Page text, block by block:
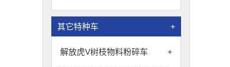
其它特种车 +
解放虎V树枝物料粉碎车 +